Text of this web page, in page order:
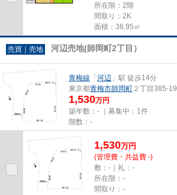
所在階：2階
間取り：2K
面積：36.95㎡
売買｜売地 河辺売地(師岡町2丁目）
青梅線 「 河辺 」駅 徒歩14分
東京都青梅市師岡町 ２丁目385-19
1,530万円
築年数：- ｜募集中： 1件
階数：-
1,530万円
(管理費・共益費 -)
敷：-｜礼：-
所在階：-
間取り：-